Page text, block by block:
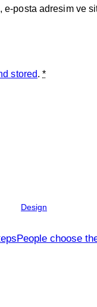
e-posta adresim ve
stored.*
Design
People choose